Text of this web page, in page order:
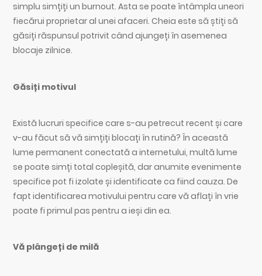
simplu simțiți un burnout. Asta se poate întâmpla uneori
fiecărui proprietar al unei afaceri. Cheia este să știți să
găsiți răspunsul potrivit când ajungeți în asemenea
blocaje zilnice.
Găsiți motivul
Există lucruri specifice care s-au petrecut recent și care
v-au făcut să vă simțiți blocați în rutină? În această
lume permanent conectată a internetului, multă lume
se poate simți total copleșită, dar anumite evenimente
specifice pot fi izolate și identificate ca fiind cauza. De
fapt identificarea motivului pentru care vă aflați în vrie
poate fi primul pas pentru a ieși din ea.
Vă plângeți de milă